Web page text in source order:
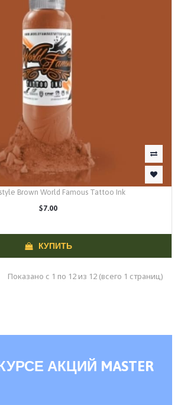
Brown World Famous Tattoo Ink
$7.00
КУПИТЬ
Показано с 1 по 12 из 12 (всего 1 страниц)
АКЦИЙ MASTER